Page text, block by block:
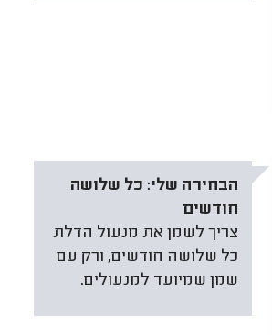
הבחירה שלי: כל שלושה
חודשים
צריך לשמן את מנעול הדלת
כל שלושה חודשים, ורק עם
שמן שמיועד למנעולים.